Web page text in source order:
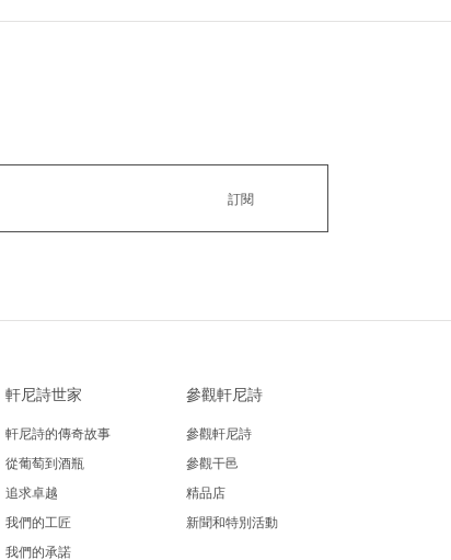
軒尼詩世家
軒尼詩的傳奇故事
從葡萄到酒瓶
追求卓越
我們的工匠
我們的承諾
參觀軒尼詩
參觀軒尼詩
參觀干邑
精品店
新聞和特別活動